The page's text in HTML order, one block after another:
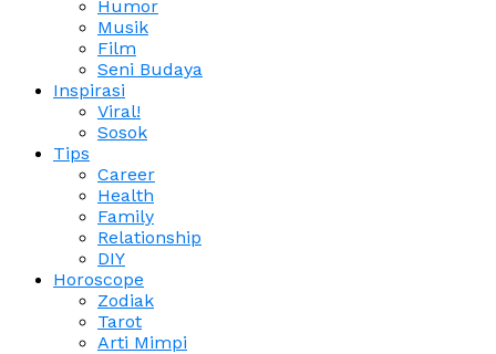
Humor
Musik
Film
Seni Budaya
Inspirasi
Viral!
Sosok
Tips
Career
Health
Family
Relationship
DIY
Horoscope
Zodiak
Tarot
Arti Mimpi